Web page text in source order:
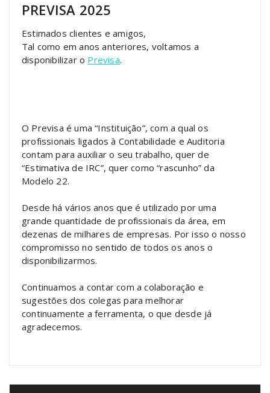
PREVISA 2025
Estimados clientes e amigos,
Tal como em anos anteriores, voltamos a
disponibilizar o Previsa.
O Previsa é uma “Instituição”, com a qual os
profissionais ligados à Contabilidade e Auditoria
contam para auxiliar o seu trabalho, quer de
“Estimativa de IRC”, quer como “rascunho” da
Modelo 22.
Desde há vários anos que é utilizado por uma
grande quantidade de profissionais da área, em
dezenas de milhares de empresas. Por isso o nosso
compromisso no sentido de todos os anos o
disponibilizarmos.
Continuamos a contar com a colaboração e
sugestões dos colegas para melhorar
continuamente a ferramenta, o que desde já
agradecemos.